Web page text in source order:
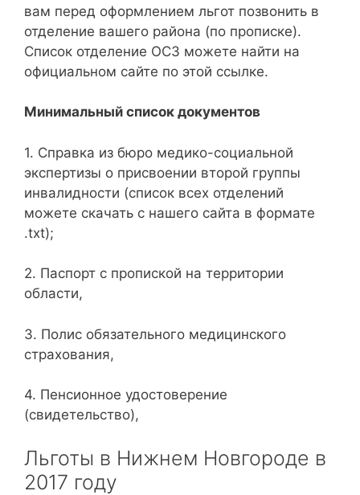
вам перед оформлением льгот позвонить в
отделение вашего района (по прописке).
Список отделение ОСЗ можете найти на
официальном сайте по этой ссылке.
Минимальный список документов
1. Справка из бюро медико-социальной
экспертизы о присвоении второй группы
инвалидности (список всех отделений
можете скачать с нашего сайта в формате
.txt);
2. Паспорт с пропиской на территории
области,
3. Полис обязательного медицинского
страхования,
4. Пенсионное удостоверение
(свидетельство),
Льготы в Нижнем Новгороде в
2017 году